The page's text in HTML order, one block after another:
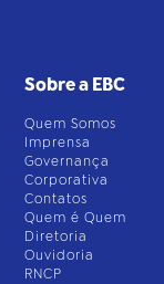
Sobre a EBC
Quem Somos
Imprensa
Governança
Corporativa
Contatos
Quem é Quem
Diretoria
Ouvidoria
RNCP